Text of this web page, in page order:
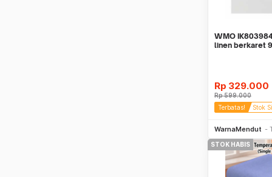
WMO
linen berkaret
Rp 329.000
Rp599.000
Terbatas!
Stok
WarnaMendut
STOK HABIS